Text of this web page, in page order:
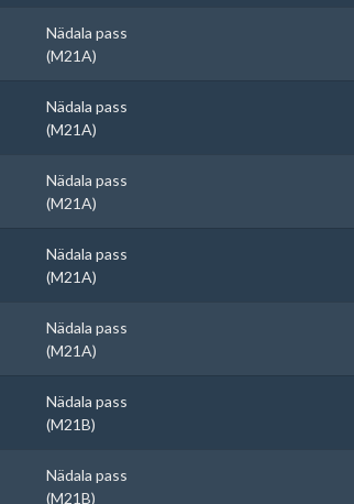
Nädala pass
(M21A)
Nädala pass
(M21A)
Nädala pass
(M21A)
Nädala pass
(M21A)
Nädala pass
(M21A)
Nädala pass
(M21B)
Nädala pass
(M21B)